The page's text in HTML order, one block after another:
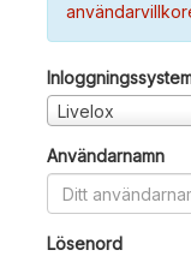
Livelox
Användarnamn
Lösenord